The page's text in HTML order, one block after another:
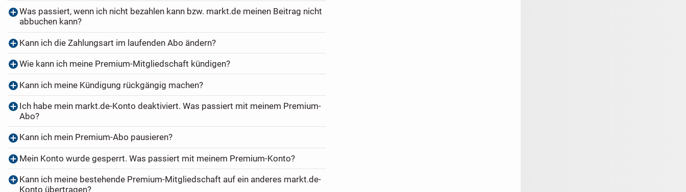
Was passiert, wenn ich nicht bezahlen kann bzw. markt.de meinen Beitrag nicht
abbuchen kann?
Kann ich die Zahlungsart im laufenden Abo ändern?
Wie kann ich meine Premium-Mitgliedschaft kündigen?
Kann ich meine Kündigung rückgängig machen?
Ich habe mein markt.de-Konto deaktiviert. Was passiert mit meinem Premium-
Abo?
Kann ich mein Premium-Abo pausieren?
Mein Konto wurde gesperrt. Was passiert mit meinem Premium-Konto?
Kann ich meine bestehende Premium-Mitgliedschaft auf ein anderes markt.de-
Konto übertragen?